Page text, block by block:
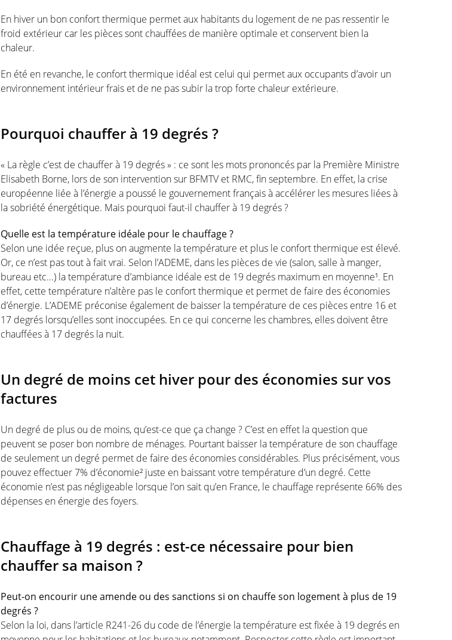
En hiver un bon confort thermique permet aux habitants du logement de ne pas ressentir le
froid extérieur car les pièces sont chauffées de manière optimale et conservent bien la
chaleur.
En été en revanche, le confort thermique idéal est celui qui permet aux occupants d’avoir un
environnement intérieur frais et de ne pas subir la trop forte chaleur extérieure.
Pourquoi chauffer à 19 degrés ?
« La règle c’est de chauffer à 19 degrés » : ce sont les mots prononcés par la Première Ministre
Elisabeth Borne, lors de son intervention sur BFMTV et RMC, fin septembre. En effet, la crise
européenne liée à l’énergie a poussé le gouvernement français à accélérer les mesures liées à
la sobriété énergétique. Mais pourquoi faut-il chauffer à 19 degrés ?
Quelle est la température idéale pour le chauffage ?
Selon une idée reçue, plus on augmente la température et plus le confort thermique est élevé.
Or, ce n’est pas tout à fait vrai. Selon l’ADEME, dans les pièces de vie (salon, salle à manger,
bureau etc...) la température d’ambiance idéale est de 19 degrés maximum en moyenne¹. En
effet, cette température n’altère pas le confort thermique et permet de faire des économies
d’énergie. L’ADEME préconise également de baisser la température de ces pièces entre 16 et
17 degrés lorsqu’elles sont inoccupées. En ce qui concerne les chambres, elles doivent être
chauffées à 17 degrés la nuit.
Un degré de moins cet hiver pour des économies sur vos
factures
Un degré de plus ou de moins, qu’est-ce que ça change ? C’est en effet la question que
peuvent se poser bon nombre de ménages. Pourtant baisser la température de son chauffage
de seulement un degré permet de faire des économies considérables. Plus précisément, vous
pouvez effectuer 7% d’économie² juste en baissant votre température d’un degré. Cette
économie n’est pas négligeable lorsque l’on sait qu’en France, le chauffage représente 66% des
dépenses en énergie des foyers.
Chauffage à 19 degrés : est-ce nécessaire pour bien
chauffer sa maison ?
Peut-on encourir une amende ou des sanctions si on chauffe son logement à plus de 19
degrés ?
Selon la loi, dans l’article R241-26 du code de l’énergie la température est fixée à 19 degrés en